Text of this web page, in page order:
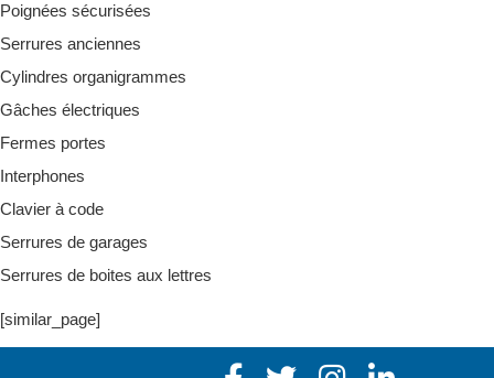
Poignées sécurisées
Serrures anciennes
Cylindres organigrammes
Gâches électriques
Fermes portes
Interphones
Clavier à code
Serrures de garages
Serrures de boites aux lettres
[similar_page]